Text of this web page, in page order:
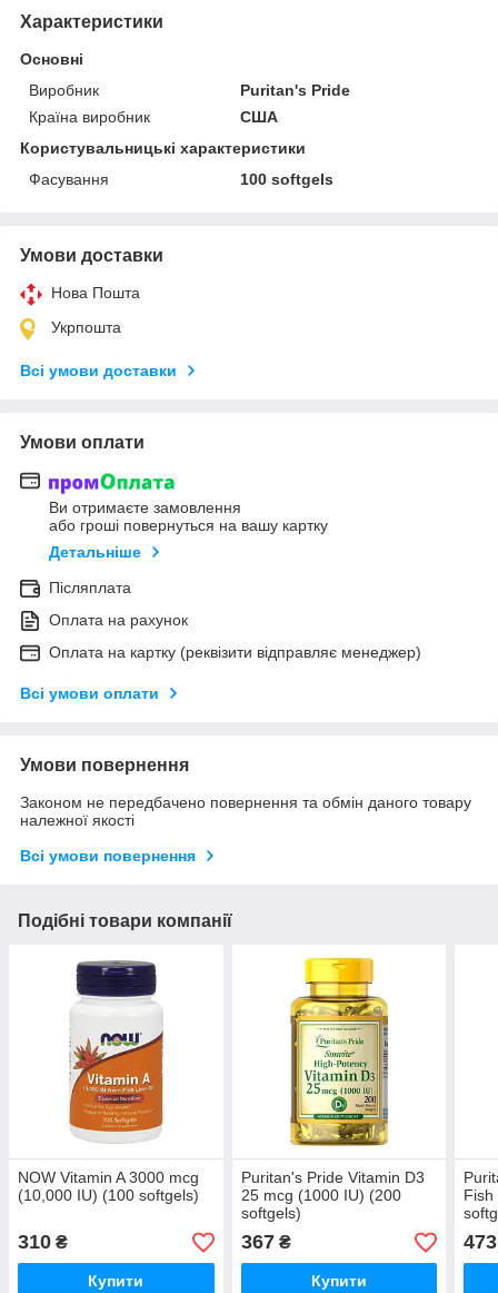
Характеристики
Основні
Виробник
Puritan's Pride
Країна виробник
США
Користувальницькі характеристики
Фасування
100 softgels
Умови доставки
Нова Пошта
Укрпошта
Всі умови доставки
Умови оплати
Ви отримаєте замовлення
або гроші повернуться на вашу картку
Детальніше
Післяплата
Оплата на рахунок
Оплата на картку (реквізити відправляє менеджер)
Всі умови оплати
Умови повернення
Законом не передбачено повернення та обмін даного товару
належної якості
Всі умови повернення
Подібні товари компанії
NOW Vitamin A 3000 mcg
(10,000 IU) (100 softgels)
310 ₴
Купити
Puritan's Pride Vitamin D3
25 mcg (1000 IU) (200
softgels)
367₴
Купити
Fish
473